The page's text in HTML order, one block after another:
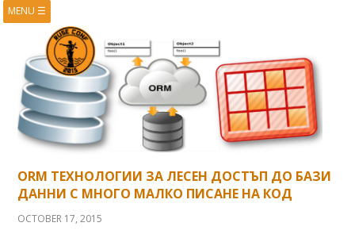
MENU ☰
HOME
BOOKS
VIDEOS
PRESENTATIONS
RESEARCH
PUBLICATIONS
CONTACTS
RSS FEED
ORM ТЕХНОЛОГИИ ЗА ЛЕСЕН ДОСТЪП ДО БАЗИ
ДАННИ С МНОГО МАЛКО ПИСАНЕ НА КОД
OCTOBER 17, 2015